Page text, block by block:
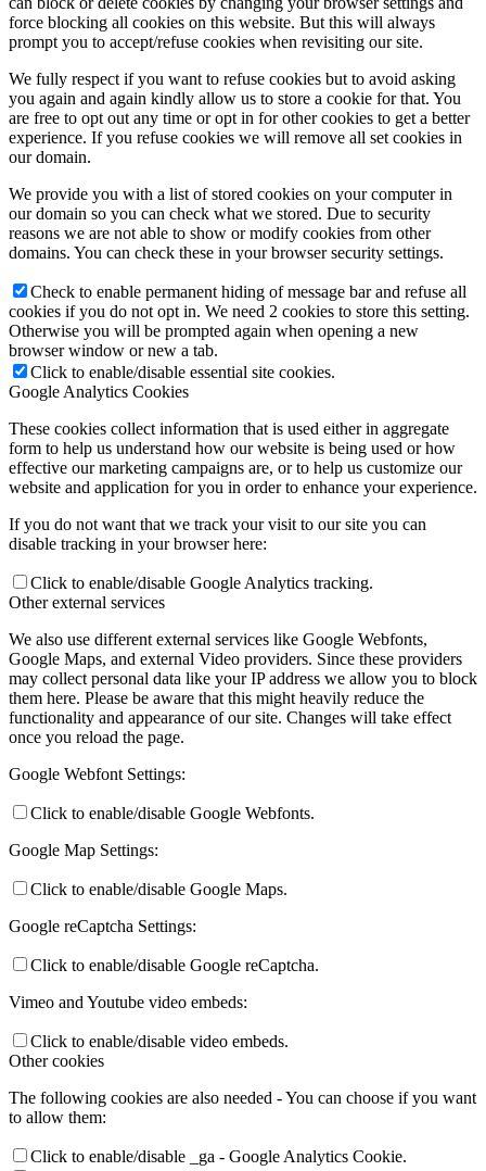
force blocking all cookies on this website. But this will always
prompt you to accept/refuse cookies when revisiting our site.
We fully respect if you want to refuse cookies but to avoid asking
you again and again kindly allow us to store a cookie for that. You
are free to opt out any time or opt in for other cookies to get a better
experience. If you refuse cookies we will remove all set cookies in
our domain.
We provide you with a list of stored cookies on your computer in
our domain so you can check what we stored. Due to security
reasons we are not able to show or modify cookies from other
domains. You can check these in your browser security settings.
Check to enable permanent hiding of message bar and refuse all
cookies if you do not opt in. We need 2 cookies to store this setting.
Otherwise you will be prompted again when opening a new
browser window or new a tab.
Click to enable/disable essential site cookies.
Google Analytics Cookies
These cookies collect information that is used either in aggregate
form to help us understand how our website is being used or how
effective our marketing campaigns are, or to help us customize our
website and application for you in order to enhance your experience.
If you do not want that we track your visit to our site you can
disable tracking in your browser here:
Click to enable/disable Google Analytics tracking.
Other external services
We also use different external services like Google Webfonts,
Google Maps, and external Video providers. Since these providers
may collect personal data like your IP address we allow you to block
them here. Please be aware that this might heavily reduce the
functionality and appearance of our site. Changes will take effect
once you reload the page.
Google Webfont Settings:
Click to enable/disable Google Webfonts.
Google Map Settings:
Click to enable/disable Google Maps.
Google reCaptcha Settings:
Click to enable/disable Google reCaptcha.
Vimeo and Youtube video embeds:
Click to enable/disable video embeds.
Other cookies
The following cookies are also needed - You can choose if you want
to allow them:
Click to enable/disable _ga - Google Analytics Cookie.